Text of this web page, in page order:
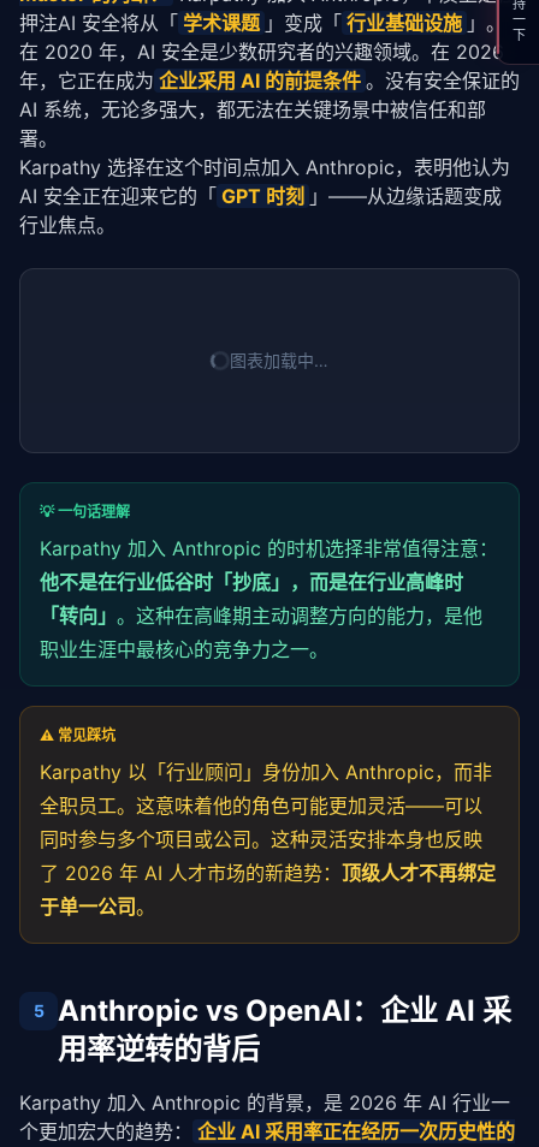
押注AI 安全将从「 学术课题 」变成「 行业基础设施 」。
在 2020 年，AI 安全是少数研究者的兴趣领域。在 2026
年，它正在成为 企业采用 AI 的前提条件 。没有安全保证的
AI 系统，无论多强大，都无法在关键场景中被信任和部
署。
Karpathy 选择在这个时间点加入 Anthropic，表明他认为
AI 安全正在迎来它的「 GPT 时刻 」——从边缘话题变成
行业焦点。
图表加载中…
💡 一句话理解
Karpathy 加入 Anthropic 的时机选择非常值得注意：
他不是在行业低谷时「抄底」，而是在行业高峰时
「转向」 。这种在高峰期主动调整方向的能力，是他
职业生涯中最核心的竞争力之一。
⚠️ 常见踩坑
Karpathy 以「行业顾问」身份加入 Anthropic，而非
全职员工。这意味着他的角色可能更加灵活——可以
同时参与多个项目或公司。这种灵活安排本身也反映
了 2026 年 AI 人才市场的新趋势： 顶级人才不再绑定
于单一公司。
5
Anthropic vs OpenAI：企业 AI 采
用率逆转的背后
Karpathy 加入 Anthropic 的背景，是 2026 年 AI 行业一
个更加宏大的趋势：
企业 AI 采用率正在经历一次历史性的